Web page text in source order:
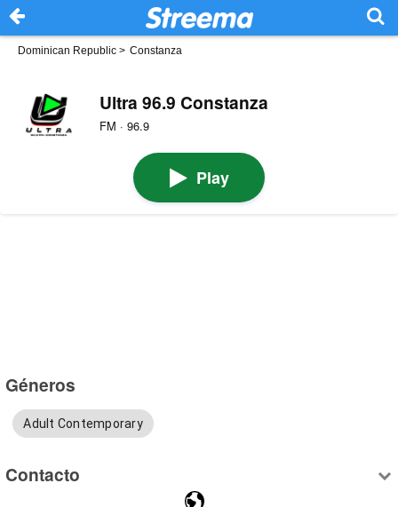
Dominican Republic > Constanza
Ultra 96.9 Constanza
FM · 96.9
Play
Géneros
Adult Contemporary
Contacto